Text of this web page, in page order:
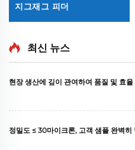
지그재그 피더
최신 뉴스
현장 생산에 깊이 관여하여 품질 및 효
정밀도 ≤ 30마이크론, 고객 샘플 완벽히